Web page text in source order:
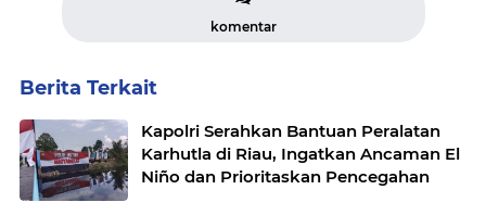
komentar
Berita Terkait
Kapolri Serahkan Bantuan Peralatan
Karhutla di Riau, Ingatkan Ancaman El
Niño dan Prioritaskan Pencegahan